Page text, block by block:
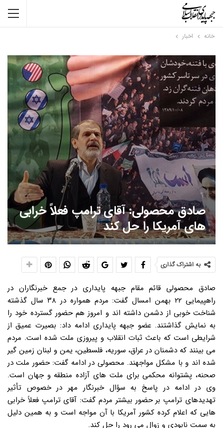
خانه اخبار
صادق محصولی: آقای ترامپ فعلاً خرابی
های آمریکا را حل کند
به اشتراک گذاری
صادق محصولی قائم مقام جبهه پایداری در جمع خبرنگاران در
راهپیمایی ۲۲ بهمن امسال گفت: مردم همواره در ۳۸ سال گذشته
شناخت خوبی از دشمن داشته اند و امروز هم حضور گسترده خود را
به نمایش گذاشتند. عضو جبهه پایداری ادامه داد: بصیرت عمیق از
شرایطی است که باعث ثبات انقلاب و پیروزی ملت شده است. مردم
می بینند که دشمنان در عراق، سوریه، فلسطین، یمن و لبنان زمین گیر
شده اند و با مشکل مواجهند. محصولی در ادامه گفت: حضور ملت در
صحنه، پشتوانه محکمی برای ملت های آزاده منطقه و جهان است.
وی در ادامه در پاسخ به سؤال خبرنگار مهر در خصوص تأثیر
تهدیدهای ترامپ بر حضور بیشتر مردم گفت: آقای ترامپ فعلاً خرابی
هایی که اعلام کرده کشور آمریکا با آن مواجه است و به همین دلیل
به سمت نابودی و زوال می رود را حل کند.